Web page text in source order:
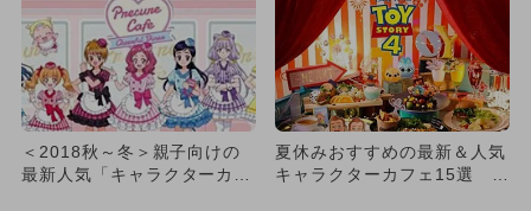
＜2018秋～冬＞親子向けの
最新人気「キャラクターカフ
夏休みおすすめの最新＆人気
キャラクターカフェ15選 家